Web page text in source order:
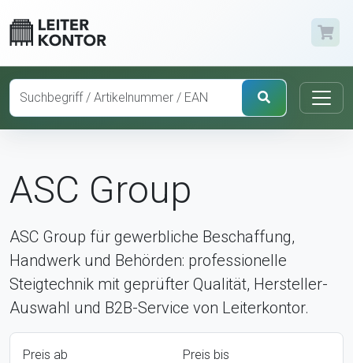
ASC Group
ASC Group für gewerbliche Beschaffung,
Handwerk und Behörden: professionelle
Steigtechnik mit geprüfter Qualität, Hersteller-
Auswahl und B2B-Service von Leiterkontor.
Preis ab Preis bis